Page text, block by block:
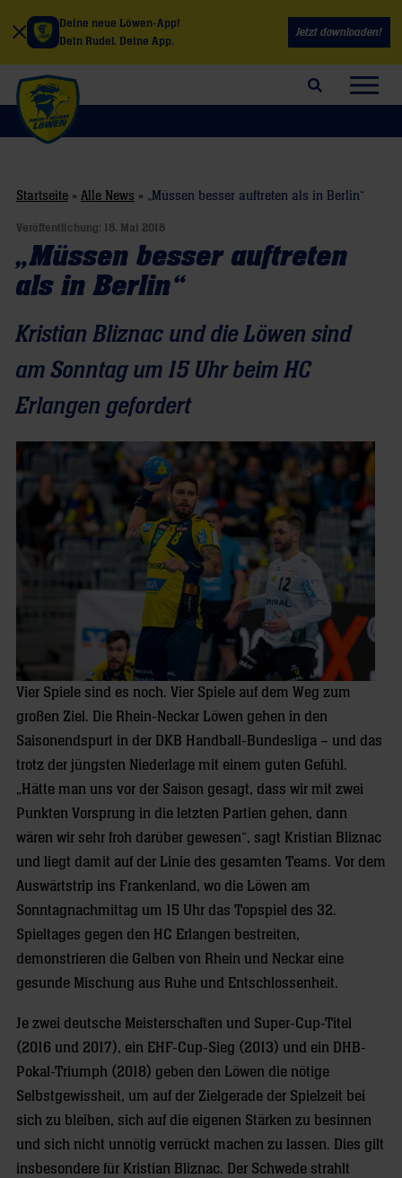
Deine neue Löwen-App!
Dein Rudel. Deine App.
Jetzt downloaden!
Suchfeld öffnen
Startseite » Alle News » „Müssen besser auftreten als in Berlin“
Veröffentlichung: 18. Mai 2018
„Müssen besser auftreten
als in Berlin“
Kristian Bliznac und die Löwen sind
am Sonntag um 15 Uhr beim HC
Erlangen gefordert
Vier Spiele sind es noch. Vier Spiele auf dem Weg zum
großen Ziel. Die Rhein-Neckar Löwen gehen in den
Saisonendspurt in der DKB Handball-Bundesliga – und das
trotz der jüngsten Niederlage mit einem guten Gefühl.
„Hätte man uns vor der Saison gesagt, dass wir mit zwei
Punkten Vorsprung in die letzten Partien gehen, dann
wären wir sehr froh darüber gewesen“, sagt Kristian Bliznac
und liegt damit auf der Linie des gesamten Teams. Vor dem
Auswärtstrip ins Frankenland, wo die Löwen am
Sonntagnachmittag um 15 Uhr das Topspiel des 32.
Spieltages gegen den HC Erlangen bestreiten,
demonstrieren die Gelben von Rhein und Neckar eine
gesunde Mischung aus Ruhe und Entschlossenheit.
Je zwei deutsche Meisterschaften und Super-Cup-Titel
(2016 und 2017), ein EHF-Cup-Sieg (2013) und ein DHB-
Pokal-Triumph (2018) geben den Löwen die nötige
Selbstgewissheit, um auf der Zielgerade der Spielzeit bei
sich zu bleiben, sich auf die eigenen Stärken zu besinnen
und sich nicht unnötig verrückt machen zu lassen. Dies gilt
insbesondere für Kristian Bliznac. Der Schwede strahlt